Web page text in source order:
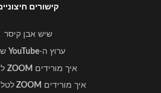
קישורים
שיש אבן קיסר
ערוץ ה-YouTube
איך מורידים ZOOM
איך מורידים ZOOM